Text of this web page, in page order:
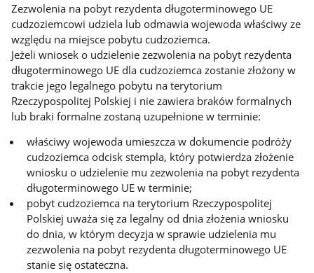
Zezwolenia na pobyt rezydenta długoterminowego UE
cudzoziemcowi udziela lub odmawia wojewoda właściwy ze
względu na miejsce pobytu cudzoziemca.
Jeżeli wniosek o udzielenie zezwolenia na pobyt rezydenta
długoterminowego UE dla cudzoziemca zostanie złożony w
trakcie jego legalnego pobytu na terytorium
Rzeczypospolitej Polskiej i nie zawiera braków formalnych
lub braki formalne zostaną uzupełnione w terminie:
właściwy wojewoda umieszcza w dokumencie podróży
cudzoziemca odcisk stempla, który potwierdza złożenie
wniosku o udzielenie mu zezwolenia na pobyt rezydenta
długoterminowego UE w terminie;
pobyt cudzoziemca na terytorium Rzeczypospolitej
Polskiej uważa się za legalny od dnia złożenia wniosku
do dnia, w którym decyzja w sprawie udzielenia mu
zezwolenia na pobyt rezydenta długoterminowego UE
stanie się ostateczna.